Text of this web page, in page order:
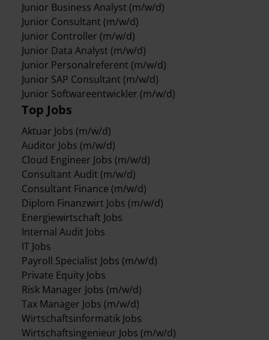
Top Jobs
Aktuar Jobs (m/w/d)
Auditor Jobs (m/w/d)
Cloud Engineer Jobs (m/w/d)
Consultant Audit (m/w/d)
Consultant Finance (m/w/d)
Diplom Finanzwirt Jobs (m/w/d)
Energiewirtschaft Jobs
Internal Audit Jobs
IT Jobs
Payroll Specialist Jobs (m/w/d)
Private Equity Jobs
Risk Manager Jobs (m/w/d)
Tax Manager Jobs (m/w/d)
Wirtschaftsinformatik Jobs
Wirtschaftsingenieur Jobs (m/w/d)
Junior Business Analyst (m/w/d)
Junior Consultant (m/w/d)
Junior Controller (m/w/d)
Junior Data Analyst (m/w/d)
Junior Personalreferent (m/w/d)
Junior SAP Consultant (m/w/d)
Junior Softwareentwickler (m/w/d)